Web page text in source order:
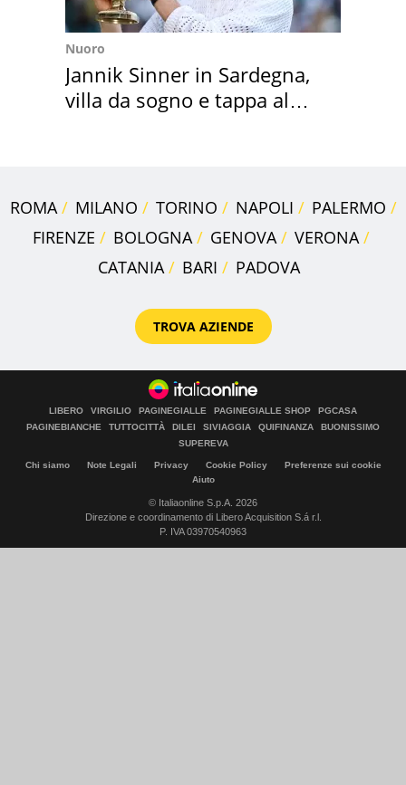
Nuoro
Jannik Sinner in Sardegna,
villa da sogno e tappa al
ROMA MILANO TORINO NAPOLI
PALERMO
FIRENZE
BOLOGNA GENOVA
VERONA
CATANIA
BARI PADOVA
TROVA AZIENDE
LIBERO VIRGILIO PAGINEGIALLE PAGINEGIALLE SHOP
PGCASA
PAGINEBIANCHE
TUTTOCITTÀ DILEI SIVIAGGIA QUIFINANZA
BUONISSIMO
SUPEREVA
Chi siamo Note Legali Privacy Cookie Policy
Preferenze sui cookie
Aiuto
© Italiaonline S.p.A. 2026
Direzione e coordinamento di Libero Acquisition S.á r.l.
P. IVA 03970540963